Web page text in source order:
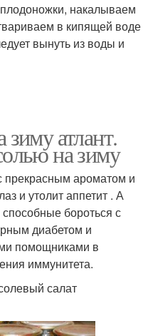
накалываем
в кипящей воде
вынуть из воды и
атлант.
на зиму
прекрасным ароматом и
и утолит аппетит . А
бороться с
диабетом и
помощниками в
иммунитета.
салат